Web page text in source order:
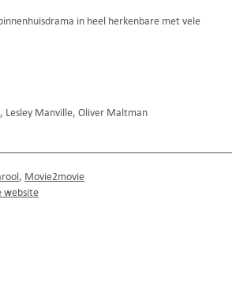
in heel herkenbare met vele
Lesley Manville, Oliver Maltman
Movie2movie
website